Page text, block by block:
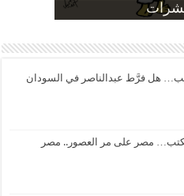
الأسعار
في مصر
هل فرَّط عبدالناصر في السودان
مصر على مر العصور.. مصر